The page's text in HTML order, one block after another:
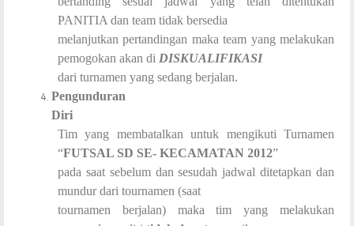
PANITIA dan team tidak bersedia
melanjutkan pertandingan maka team yang melakukan
pemogokan akan di DISKUALIFIKASI
dari turnamen yang sedang berjalan.
Pengunduran
Diri
Tim yang membatalkan untuk mengikuti Turnamen
“FUTSAL SD SE- KECAMATAN 2012”
pada saat sebelum dan sesudah jadwal ditetapkan dan
mundur dari tournamen (saat
tournamen berjalan) maka tim yang melakukan